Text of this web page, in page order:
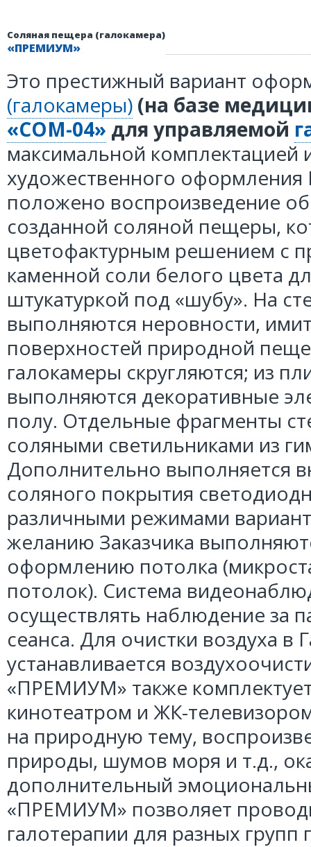
Соляная пещера (галокамера)
«ПРЕМИУМ»
Это престижный вариант
(галокамеры) (на базе
«СОМ-04» для управляемой
максимальной комплектацией
художественного
положено воспроизведение
созданной соляной пещеры,
цветофактурным решением с
каменной соли белого цвета
штукатуркой под «шубу». На
выполняются неровности,
поверхностей природной
галокамеры скругляются; из
выполняются декоративные
полу. Отдельные фрагменты
соляными светильниками из
Дополнительно выполняется
соляного покрытия
различными режимами
желанию Заказчика
оформлению потолка
потолок). Система
осуществлять наблюдение за
сеанса. Для очистки воздуха в
устанавливается
«ПРЕМИУМ» также
кинотеатром и ЖК-
на природную тему,
природы, шумов моря и т.д.,
дополнительный
«ПРЕМИУМ» позволяет
галотерапии для разных групп